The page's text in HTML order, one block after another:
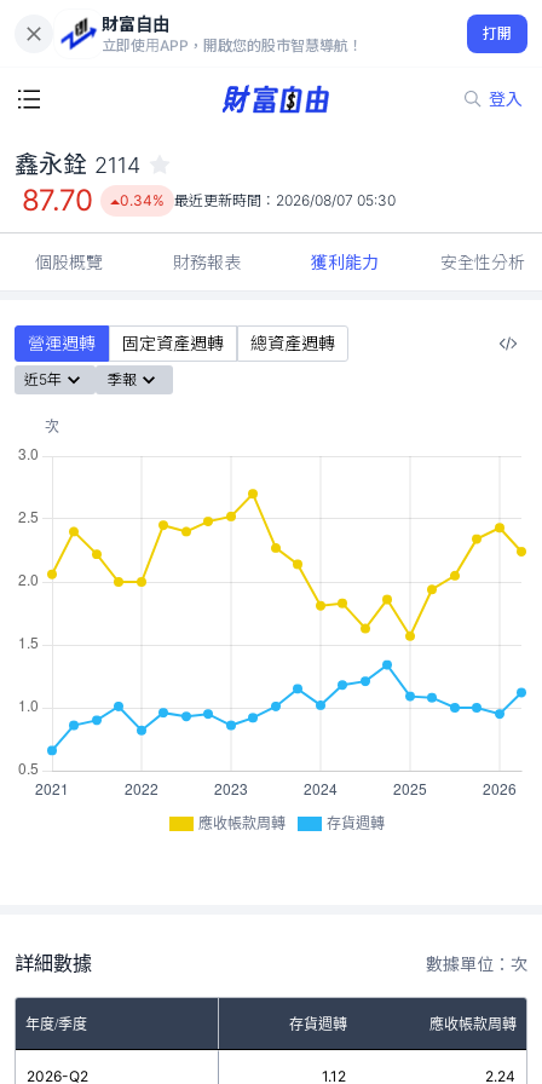
財富自由
立即使用APP，開啟您的股市智慧導航！
打開
登入
87.70
0.34%
鑫永銓 2114
87.70 0.34% 最近更新時間： 2026/08/07 05:30
個股概覽 財務報表 獲利能力 安全性分析
營運週轉 固定資產週轉 總資產週轉
近5年 季報
應收帳款周轉 存貨週轉
詳細數據 數據單位：次
年度/季度 存貨週轉 應收帳款周轉
2026-Q2 1.12 2.24